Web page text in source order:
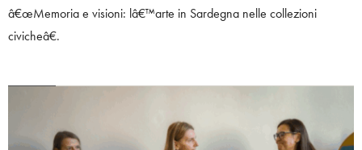
â€œMemoria e visioni: lâ€™arte in Sardegna nelle collezioni
civicheâ€.